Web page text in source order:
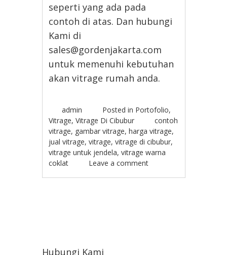
seperti yang ada pada
contoh di atas. Dan hubungi
Kami di
sales@gordenjakarta.com
untuk memenuhi kebutuhan
akan vitrage rumah anda.
admin Posted in Portofolio,
Vitrage,Vitrage Di Cibubur
contoh
vitrage, gambar vitrage,harga vitrage,
jual vitrage,vitrage,vitrage di cibubur,
vitrage untuk jendela,vitrage warna
coklat
Leave a comment
Hubungi Kami